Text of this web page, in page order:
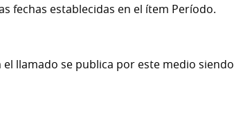
fechas establecidas en el ítem Período.
llamado se publica por este medio siendo